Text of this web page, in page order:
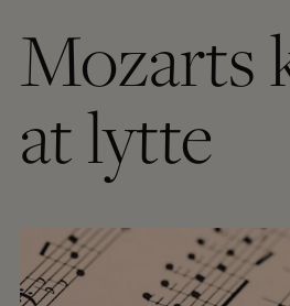
Mozarts
at lytte